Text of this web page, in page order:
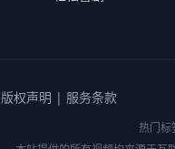
版权声明 | 服务条款
热门标